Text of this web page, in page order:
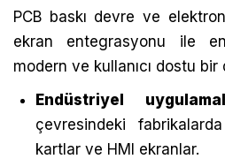
PCB baskı devre ve
ekran entegrasyonu ile
modern ve kullanıcı dostu
Endüstriyel
çevresindeki
kartlar ve HMI ekranlar.